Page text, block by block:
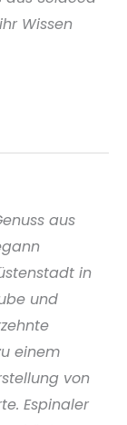
Wissen
aus
in
und
einem
von
Espinaler